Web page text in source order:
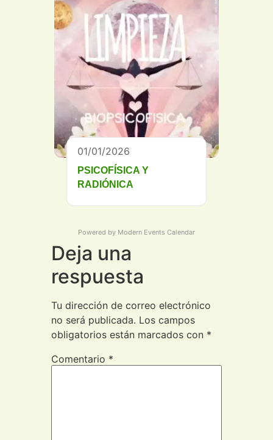
01/01/2026
PSICOFÍSICA Y
RADIÓNICA
Powered by Modern Events Calendar
Deja una
respuesta
Tu dirección de correo electrónico
no será publicada. Los campos
obligatorios están marcados con *
Comentario *